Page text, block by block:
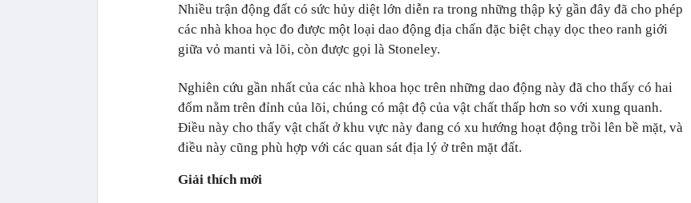
Nhiều trận động đất có sức hủy diệt lớn diễn ra trong những thập kỷ gần đây đã cho phép
các nhà khoa học đo được một loại dao động địa chấn đặc biệt chạy dọc theo ranh giới
giữa vỏ manti và lõi, còn được gọi là Stoneley.
Nghiên cứu gần nhất của các nhà khoa học trên những dao động này đã cho thấy có hai
đốm nằm trên đỉnh của lõi, chúng có mật độ của vật chất thấp hơn so với xung quanh.
Điều này cho thấy vật chất ở khu vực này đang có xu hướng hoạt động trồi lên bề mặt, và
điều này cũng phù hợp với các quan sát địa lý ở trên mặt đất.
Giải thích mới